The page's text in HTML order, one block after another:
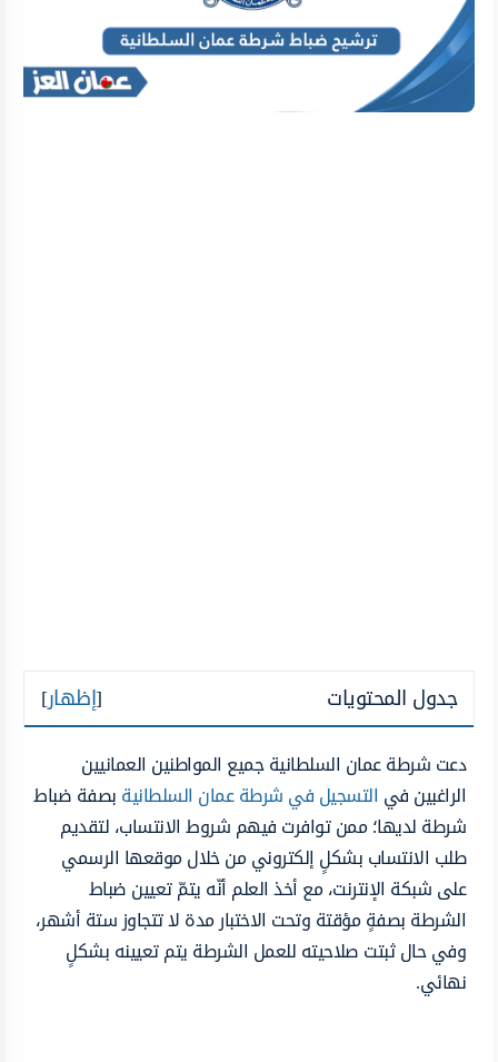
جدول المحتويات [إظهار]
دعت شرطة عمان السلطانية جميع المواطنين العمانيين
الراغبين في التسجيل في شرطة عمان السلطانيةبصفة ضباط
شرطة لديها؛ ممن توافرت فيهم شروط الانتساب، لتقديم
طلب الانتساب بشكلٍ إلكتروني من خلال موقعها الرسمي
على شبكة الإنترنت، مع أخذ العلم أنّه يتمّ تعيين ضباط
الشرطة بصفةٍ مؤقتة وتحت الاختبار مدة لا تتجاوز ستة أشهر،
وفي حال ثبتت صلاحيته للعمل الشرطة يتم تعيينه بشكلٍ
نهائي.